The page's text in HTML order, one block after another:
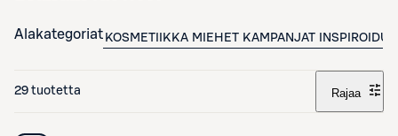
Alakategoriat KOSMETIIKKA MIEHET KAMPANJAT INSPIROIDU
29 tuotetta Rajaa